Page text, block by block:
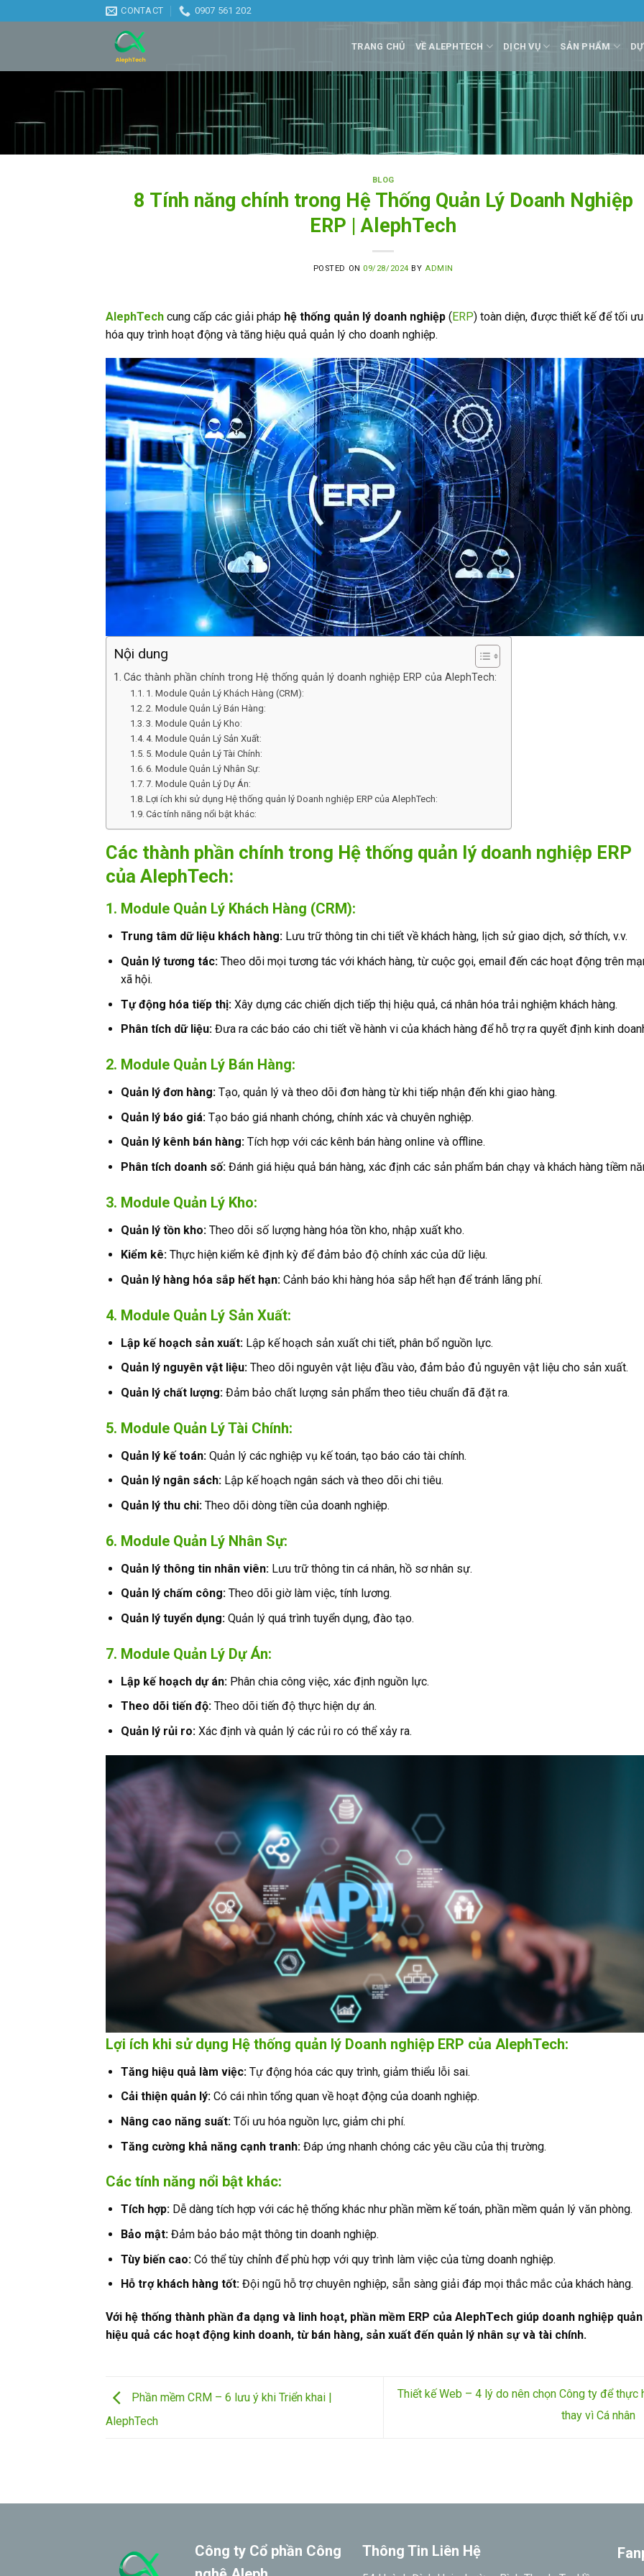
to
CONTACT 0907 561 202
TRANG CHỦ VỀ ALEPHTECH DỊCH VỤ SẢN PHẨM
BLOG
8 Tính năng chính trong Hệ Thống Quản Lý Doanh Nghiệp
ERP | AlephTech
POSTED ON 09/28/2024 BYADMIN
AlephTech cung cấp các giải pháp hệ thống quản lý doanh nghiệp (ERP) toàn diện, được thiết kế để tối ưu
hóa quy trình hoạt động và tăng hiệu quả quản lý cho doanh nghiệp.
Nội dung
Các thành phần chính trong Hệ thống quản lý doanh nghiệp ERP của AlephTech:
1. Module Quản Lý Khách Hàng (CRM):
2. Module Quản Lý Bán Hàng:
3. Module Quản Lý Kho:
4. Module Quản Lý Sản Xuất:
5. Module Quản Lý Tài Chính:
6. Module Quản Lý Nhân Sự:
7. Module Quản Lý Dự Án:
Lợi ích khi sử dụng Hệ thống quản lý Doanh nghiệp ERP của AlephTech:
Các tính năng nổi bật khác:
Các thành phần chính trong Hệ thống quản lý doanh nghiệp ERP
của AlephTech:
1. Module Quản Lý Khách Hàng (CRM):
Trung tâm dữ liệu khách hàng:Lưu trữ thông tin chi tiết về khách hàng, lịch sử giao dịch, sở thích, v.v.
Quản lý tương tác:Theo dõi mọi tương tác với khách hàng, từ cuộc gọi, email đến các hoạt động trên
xã hội.
Tự động hóa tiếp thị:Xây dựng các chiến dịch tiếp thị hiệu quả, cá nhân hóa trải nghiệm khách hàng.
Phân tích dữ liệu:Đưa ra các báo cáo chi tiết về hành vi của khách hàng để hỗ trợ ra quyết định kinh
2. Module Quản Lý Bán Hàng:
Quản lý đơn hàng:Tạo, quản lý và theo dõi đơn hàng từ khi tiếp nhận đến khi giao hàng.
Quản lý báo giá:Tạo báo giá nhanh chóng, chính xác và chuyên nghiệp.
Quản lý kênh bán hàng:Tích hợp với các kênh bán hàng online và offline.
Phân tích doanh số:Đánh giá hiệu quả bán hàng, xác định các sản phẩm bán chạy và khách hàng tiềm
3. Module Quản Lý Kho:
Quản lý tồn kho:Theo dõi số lượng hàng hóa tồn kho, nhập xuất kho.
Kiểm kê:Thực hiện kiểm kê định kỳ để đảm bảo độ chính xác của dữ liệu.
Quản lý hàng hóa sắp hết hạn:Cảnh báo khi hàng hóa sắp hết hạn để tránh lãng phí.
4. Module Quản Lý Sản Xuất:
Lập kế hoạch sản xuất:Lập kế hoạch sản xuất chi tiết, phân bổ nguồn lực.
Quản lý nguyên vật liệu:Theo dõi nguyên vật liệu đầu vào, đảm bảo đủ nguyên vật liệu cho sản xuất.
Quản lý chất lượng:Đảm bảo chất lượng sản phẩm theo tiêu chuẩn đã đặt ra.
5. Module Quản Lý Tài Chính:
Quản lý kế toán:Quản lý các nghiệp vụ kế toán, tạo báo cáo tài chính.
Quản lý ngân sách:Lập kế hoạch ngân sách và theo dõi chi tiêu.
Quản lý thu chi:Theo dõi dòng tiền của doanh nghiệp.
6. Module Quản Lý Nhân Sự:
Quản lý thông tin nhân viên:Lưu trữ thông tin cá nhân, hồ sơ nhân sự.
Quản lý chấm công:Theo dõi giờ làm việc, tính lương.
Quản lý tuyển dụng:Quản lý quá trình tuyển dụng, đào tạo.
7. Module Quản Lý Dự Án:
Lập kế hoạch dự án:Phân chia công việc, xác định nguồn lực.
Theo dõi tiến độ:Theo dõi tiến độ thực hiện dự án.
Quản lý rủi ro:Xác định và quản lý các rủi ro có thể xảy ra.
Lợi ích khi sử dụng Hệ thống quản lý Doanh nghiệp ERP của AlephTech:
Tăng hiệu quả làm việc:Tự động hóa các quy trình, giảm thiểu lỗi sai.
Cải thiện quản lý:Có cái nhìn tổng quan về hoạt động của doanh nghiệp.
Nâng cao năng suất:Tối ưu hóa nguồn lực, giảm chi phí.
Tăng cường khả năng cạnh tranh:Đáp ứng nhanh chóng các yêu cầu của thị trường.
Các tính năng nổi bật khác:
Tích hợp:Dễ dàng tích hợp với các hệ thống khác như phần mềm kế toán, phần mềm quản lý văn phòng.
Bảo mật:Đảm bảo bảo mật thông tin doanh nghiệp.
Tùy biến cao:Có thể tùy chỉnh để phù hợp với quy trình làm việc của từng doanh nghiệp.
Hỗ trợ khách hàng tốt:Đội ngũ hỗ trợ chuyên nghiệp, sẵn sàng giải đáp mọi thắc mắc của khách hàng.
Với hệ thống thành phần đa dạng và linh hoạt, phần mềm ERP của AlephTech giúp doanh nghiệp
hiệu quả các hoạt động kinh doanh, từ bán hàng, sản xuất đến quản lý nhân sự và tài chính.
Phần mềm CRM – 6 lưu ý khi Triển khai |
AlephTech
Thiết kế Web – 4 lý do nên chọn Công ty để thực
thay vì Cá nhân
Công ty Cổ phần Công
Thông Tin Liên Hệ